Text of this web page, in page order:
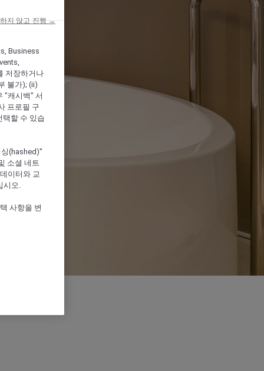
Business
저장하거나
불가); (ii)
"캐시백" 서
프로필 구
택할 수 있습
(hashed)"
소셜 네트
이터와 교
오.
사항을 변
지 않고 진행 →